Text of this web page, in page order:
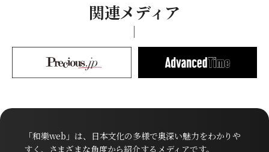
関連メディア
「和樂web」は、日本文化の多様で奥深い魅力をわかりや
すく、さまざまな角度から紹介するメディアです。